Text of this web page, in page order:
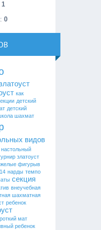
1
0
как
детский
детский
шахмат
видов
настольный
златоуст
фигурыв
нарды темпо
секция
внеучебная
шахматная
ребенок
мат
ребенок